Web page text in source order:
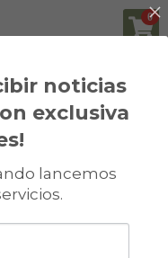
0
×
TIENDA
noticias
exclusiva
lancemos